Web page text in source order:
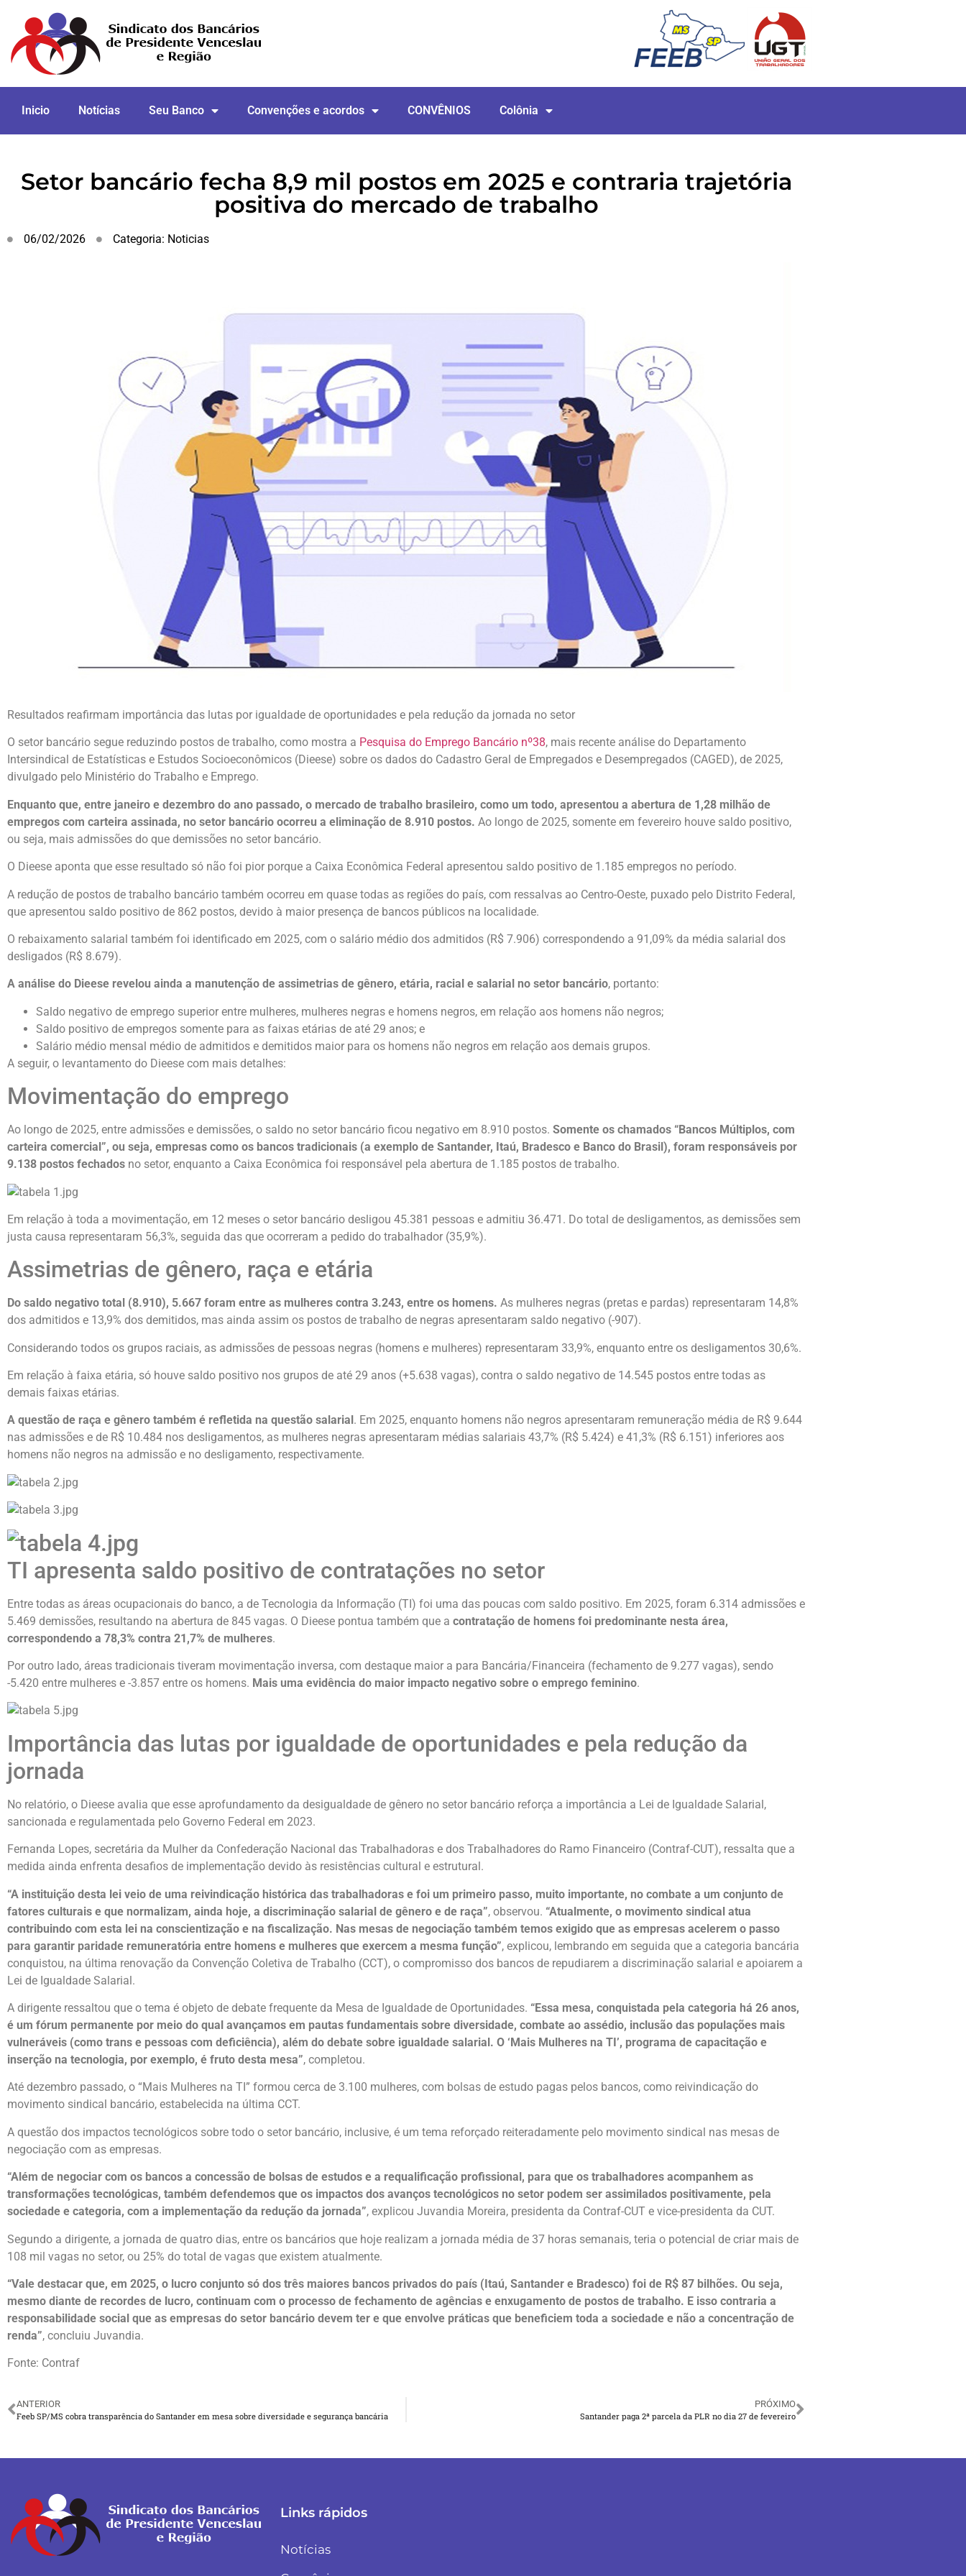
Inicio Notícias Seu Banco Convenções e acordos CONVÊNIOS Colônia
Setor bancário fecha 8,9 mil postos em 2025 e contraria trajetória
positiva do mercado de trabalho
06/02/2026 Categoria: Noticias
Resultados reafirmam importância das lutas por igualdade de oportunidades e pela redução da jornada no setor
O setor bancário segue reduzindo postos de trabalho, como mostra a Pesquisa do Emprego Bancário nº38, mais recente análise do Departamento
Intersindical de Estatísticas e Estudos Socioeconômicos (Dieese) sobre os dados do Cadastro Geral de Empregados e Desempregados (CAGED), de 2025,
divulgado pelo Ministério do Trabalho e Emprego.
Enquanto que, entre janeiro e dezembro do ano passado, o mercado de trabalho brasileiro, como um todo, apresentou a abertura de 1,28 milhão de
empregos com carteira assinada, no setor bancário ocorreu a eliminação de 8.910 postos. Ao longo de 2025, somente em fevereiro houve saldo positivo,
ou seja, mais admissões do que demissões no setor bancário.
O Dieese aponta que esse resultado só não foi pior porque a Caixa Econômica Federal apresentou saldo positivo de 1.185 empregos no período.
A redução de postos de trabalho bancário também ocorreu em quase todas as regiões do país, com ressalvas ao Centro-Oeste, puxado pelo Distrito Federal,
que apresentou saldo positivo de 862 postos, devido à maior presença de bancos públicos na localidade.
O rebaixamento salarial também foi identificado em 2025, com o salário médio dos admitidos (R$ 7.906) correspondendo a 91,09% da média salarial dos
desligados (R$ 8.679).
A análise do Dieese revelou ainda a manutenção de assimetrias de gênero, etária, racial e salarial no setor bancário, portanto:
Saldo negativo de emprego superior entre mulheres, mulheres negras e homens negros, em relação aos homens não negros;
Saldo positivo de empregos somente para as faixas etárias de até 29 anos; e
Salário médio mensal médio de admitidos e demitidos maior para os homens não negros em relação aos demais grupos.
A seguir, o levantamento do Dieese com mais detalhes:
Movimentação do emprego
Ao longo de 2025, entre admissões e demissões, o saldo no setor bancário ficou negativo em 8.910 postos. Somente os chamados “Bancos Múltiplos, com
carteira comercial”, ou seja, empresas como os bancos tradicionais (a exemplo de Santander, Itaú, Bradesco e Banco do Brasil), foram responsáveis por
9.138 postos fechados no setor, enquanto a Caixa Econômica foi responsável pela abertura de 1.185 postos de trabalho.
Em relação à toda a movimentação, em 12 meses o setor bancário desligou 45.381 pessoas e admitiu 36.471. Do total de desligamentos, as demissões sem
justa causa representaram 56,3%, seguida das que ocorreram a pedido do trabalhador (35,9%).
Assimetrias de gênero, raça e etária
Do saldo negativo total (8.910), 5.667 foram entre as mulheres contra 3.243, entre os homens. As mulheres negras (pretas e pardas) representaram 14,8%
dos admitidos e 13,9% dos demitidos, mas ainda assim os postos de trabalho de negras apresentaram saldo negativo (-907).
Considerando todos os grupos raciais, as admissões de pessoas negras (homens e mulheres) representaram 33,9%, enquanto entre os desligamentos 30,6%.
Em relação à faixa etária, só houve saldo positivo nos grupos de até 29 anos (+5.638 vagas), contra o saldo negativo de 14.545 postos entre todas as
demais faixas etárias.
A questão de raça e gênero também é refletida na questão salarial . Em 2025, enquanto homens não negros apresentaram remuneração média de R$ 9.644
nas admissões e de R$ 10.484 nos desligamentos, as mulheres negras apresentaram médias salariais 43,7% (R$ 5.424) e 41,3% (R$ 6.151) inferiores aos
homens não negros na admissão e no desligamento, respectivamente.
TI apresenta saldo positivo de contratações no setor
Entre todas as áreas ocupacionais do banco, a de Tecnologia da Informação (TI) foi uma das poucas com saldo positivo. Em 2025, foram 6.314 admissões e
5.469 demissões, resultando na abertura de 845 vagas. O Dieese pontua também que a contratação de homens foi predominante nesta área,
correspondendo a 78,3% contra 21,7% de mulheres.
Por outro lado, áreas tradicionais tiveram movimentação inversa, com destaque maior a para Bancária/Financeira (fechamento de 9.277 vagas), sendo
-5.420 entre mulheres e -3.857 entre os homens. Mais uma evidência do maior impacto negativo sobre o emprego feminino.
Importância das lutas por igualdade de oportunidades e pela redução da
jornada
No relatório, o Dieese avalia que esse aprofundamento da desigualdade de gênero no setor bancário reforça a importância a Lei de Igualdade Salarial,
sancionada e regulamentada pelo Governo Federal em 2023.
Fernanda Lopes, secretária da Mulher da Confederação Nacional das Trabalhadoras e dos Trabalhadores do Ramo Financeiro (Contraf-CUT), ressalta que a
medida ainda enfrenta desafios de implementação devido às resistências cultural e estrutural.
“A instituição desta lei veio de uma reivindicação histórica das trabalhadoras e foi um primeiro passo, muito importante, no combate a um conjunto de
fatores culturais e que normalizam, ainda hoje, a discriminação salarial de gênero e de raça”, observou. “Atualmente, o movimento sindical atua
contribuindo com esta lei na conscientização e na fiscalização. Nas mesas de negociação também temos exigido que as empresas acelerem o passo
para garantir paridade remuneratória entre homens e mulheres que exercem a mesma função”, explicou, lembrando em seguida que a categoria bancária
conquistou, na última renovação da Convenção Coletiva de Trabalho (CCT), o compromisso dos bancos de repudiarem a discriminação salarial e apoiarem a
Lei de Igualdade Salarial.
A dirigente ressaltou que o tema é objeto de debate frequente da Mesa de Igualdade de Oportunidades. “Essa mesa, conquistada pela categoria há 26 anos,
é um fórum permanente por meio do qual avançamos em pautas fundamentais sobre diversidade, combate ao assédio, inclusão das populações mais
vulneráveis (como trans e pessoas com deficiência), além do debate sobre igualdade salarial. O ‘Mais Mulheres na TI’, programa de capacitação e
inserção na tecnologia, por exemplo, é fruto desta mesa”, completou.
Até dezembro passado, o “Mais Mulheres na TI” formou cerca de 3.100 mulheres, com bolsas de estudo pagas pelos bancos, como reivindicação do
movimento sindical bancário, estabelecida na última CCT.
A questão dos impactos tecnológicos sobre todo o setor bancário, inclusive, é um tema reforçado reiteradamente pelo movimento sindical nas mesas de
negociação com as empresas.
“Além de negociar com os bancos a concessão de bolsas de estudos e a requalificação profissional, para que os trabalhadores acompanhem as
transformações tecnológicas, também defendemos que os impactos dos avanços tecnológicos no setor podem ser assimilados positivamente, pela
sociedade e categoria, com a implementação da redução da jornada”, explicou Juvandia Moreira, presidenta da Contraf-CUT e vice-presidenta da CUT.
Segundo a dirigente, a jornada de quatro dias, entre os bancários que hoje realizam a jornada média de 37 horas semanais, teria o potencial de criar mais de
108 mil vagas no setor, ou 25% do total de vagas que existem atualmente.
“Vale destacar que, em 2025, o lucro conjunto só dos três maiores bancos privados do país (Itaú, Santander e Bradesco) foi de R$ 87 bilhões. Ou seja,
mesmo diante de recordes de lucro, continuam com o processo de fechamento de agências e enxugamento de postos de trabalho. E isso contraria a
responsabilidade social que as empresas do setor bancário devem ter e que envolve práticas que beneficiem toda a sociedade e não a concentração de
renda”, concluiu Juvandia.
Fonte: Contraf
ANTERIOR
Feeb SP/MS cobra transparência do Santander em mesa sobre diversidade e segurança bancária
PRÓXIMO
Santander paga 2ª parcela da PLR no dia 27 de fevereiro
Links rápidos
Notícias